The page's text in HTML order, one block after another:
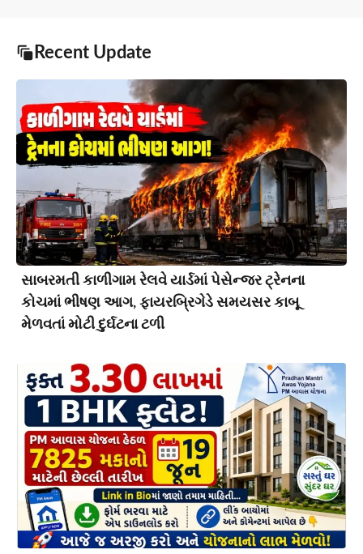
Recent Update
સાબરમતી કાળીગામ રેલવે યાર્ડમાં પેસેન્જર ટ્રેનના
કોચમાં ભીષણ આગ, ફાયરબ્રિગેડે સમયસર કાબૂ
મેળવતાં મોટી દુર્ઘટના ટળી